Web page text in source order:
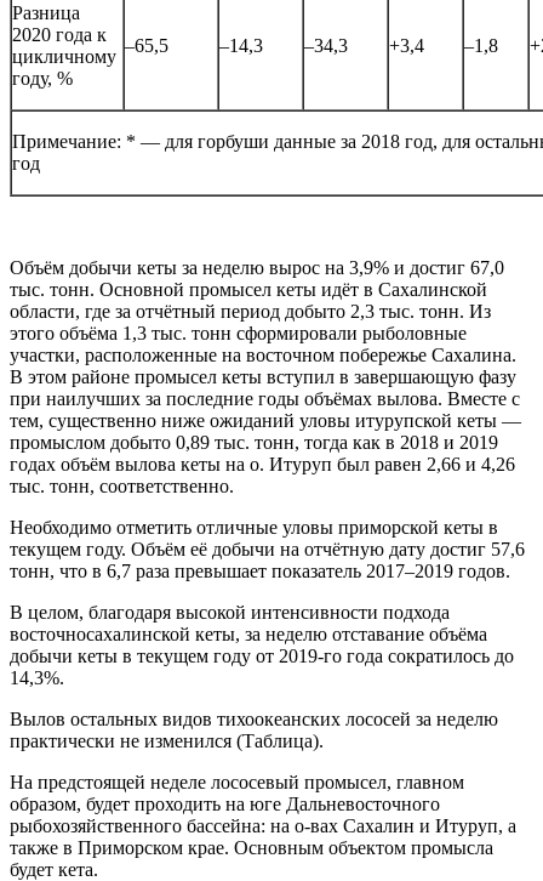
Разница
2020 года к
цикличному
году, %
–65,5 –14,3 –34,3 +3,4 –1,8
Примечание: * — для горбуши данные за 2018 год, для
год
Объём добычи кеты за неделю вырос на 3,9% и достиг 67,0
тыс. тонн. Основной промысел кеты идёт в Сахалинской
области, где за отчётный период добыто 2,3 тыс. тонн. Из
этого объёма 1,3 тыс. тонн сформировали рыболовные
участки, расположенные на восточном побережье Сахалина.
В этом районе промысел кеты вступил в завершающую фазу
при наилучших за последние годы объёмах вылова. Вместе с
тем, существенно ниже ожиданий уловы итурупской кеты —
промыслом добыто 0,89 тыс. тонн, тогда как в 2018 и 2019
годах объём вылова кеты на о. Итуруп был равен 2,66 и 4,26
тыс. тонн, соответственно.
Необходимо отметить отличные уловы приморской кеты в
текущем году. Объём её добычи на отчётную дату достиг 57,6
тонн, что в 6,7 раза превышает показатель 2017–2019 годов.
В целом, благодаря высокой интенсивности подхода
восточносахалинской кеты, за неделю отставание объёма
добычи кеты в текущем году от 2019-го года сократилось до
14,3%.
Вылов остальных видов тихоокеанских лососей за неделю
практически не изменился (Таблица).
На предстоящей неделе лососевый промысел, главном
образом, будет проходить на юге Дальневосточного
рыбохозяйственного бассейна: на о-вах Сахалин и Итуруп, а
также в Приморском крае. Основным объектом промысла
будет кета.